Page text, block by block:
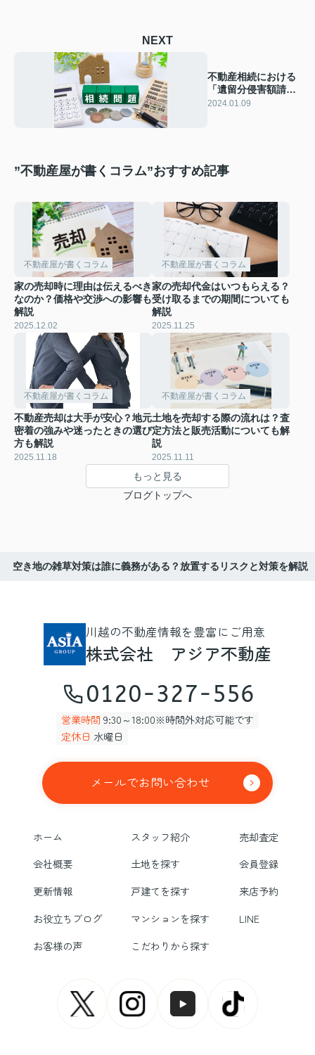
NEXT
不動産相続における
「遺留分侵害額請
求」とは？
2024.01.09
”不動産屋が書くコラム”おすすめ記事
不動産屋が書くコラム
家の売却時に理由は伝えるべき
なのか？価格や交渉への影響も
解説
2025.12.02
不動産屋が書くコラム
家の売却代金はいつもらえる？
受け取るまでの期間についても
解説
2025.11.25
不動産屋が書くコラム
不動産売却は大手が安心？地元
密着の強みや迷ったときの選び
方も解説
2025.11.18
不動産屋が書くコラム
土地を売却する際の流れは？査
定方法と販売活動についても解
説
2025.11.11
もっと見る
ブログトップへ
空き地の雑草対策は誰に義務がある？放置するリスクと対策を解説
川越の不動産情報を豊富にご用意
株式会社 アジア不動産
0120-327-556
営業時間 9:30～18:00※時間外対応可能です
定休日 水曜日
メールでお問い合わせ
ホーム スタッフ紹介
売却査定
会社概要
土地を探す
会員登録
更新情報
戸建てを探す
来店予約
お役立ちブログ
マンションを探す
LINE
お客様の声
こだわりから探す